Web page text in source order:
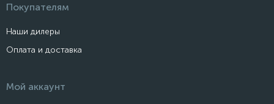
Покупателям
Наши дилеры
Оплата и доставка
Мой аккаунт